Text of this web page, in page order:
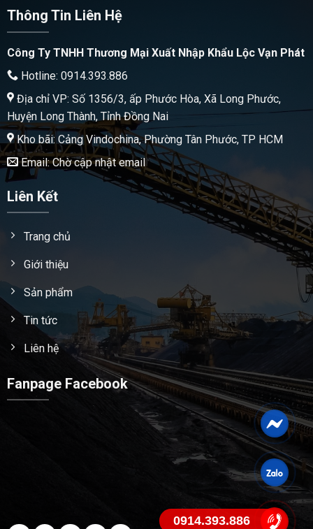
Thông Tin Liên Hệ
Công Ty TNHH Thương Mại Xuất Nhập Khẩu Lộc Vạn Phát
Hotline: 0914.393.886
Địa chỉ VP: Số 1356/3, ấp Phước Hòa, Xã Long Phước,
Huyện Long Thành, Tỉnh Đồng Nai
Kho bãi: Cảng Vindochina, Phường Tân Phước, TP HCM
Email: Chờ cập nhật email
Liên Kết
Trang chủ
Giới thiệu
Sản phẩm
Tin tức
Liên hệ
Fanpage Facebook
0914.393.886